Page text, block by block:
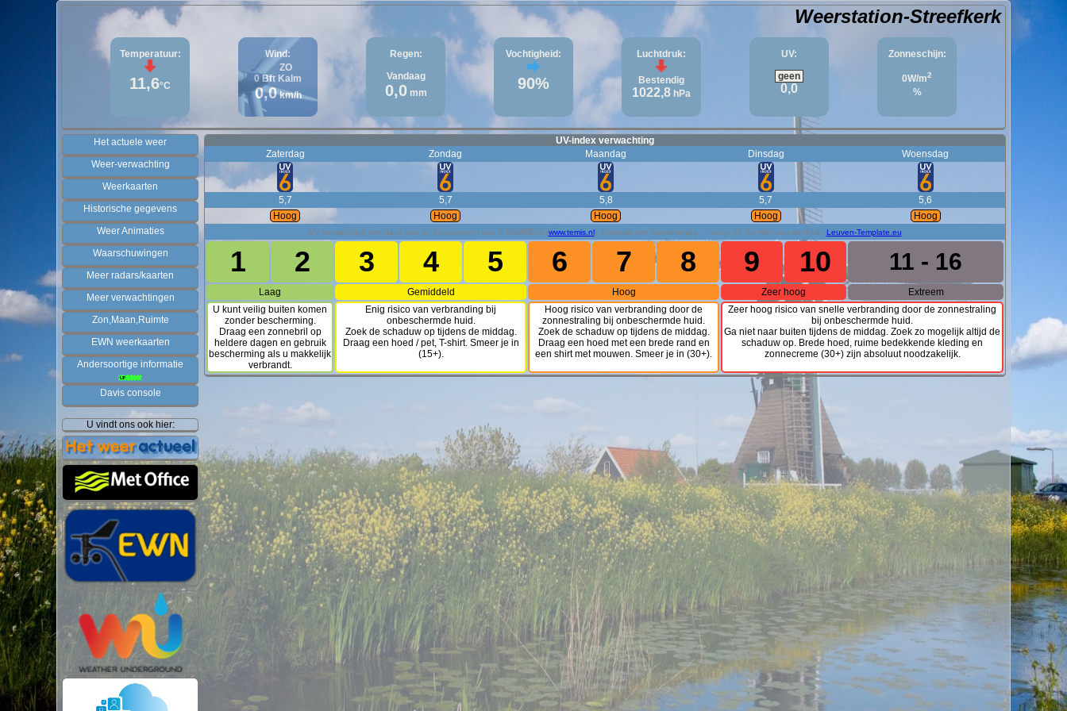
Weerstation-Streefkerk
Temperatuur:
11,6°C
Wind:
ZO
0 Bft Kalm
0,0km/h
Regen:
Vandaag
0,0mm
Vochtigheid:
90%
Luchtdruk:
Bestendig
1022,8 hPa
UV:
geen
0,0
Zonneschijn:
0W/m2
%
Het actuele weer
Weer-verwachting
Weerkaarten
Historische gegevens
Weer Animaties
Waarschuwingen
Meer radars/kaarten
Meer verwachtingen
Zon,Maan,Ruimte
EWN weerkaarten
Andersoortige informatie
Davis console
U vindt ons ook hier:
UV-index verwachting
Zaterdag
Zondag Maandag Dinsdag Woensdag
5,7 5,7 5,8 5,7
5,6
Hoog
Hoog Hoog Hoog Hoog
UV verwachting met dank aan en Auteursrecht van © KNMI/ESA (www.temis.nl). Gebruikt met toestemming. - script v3: by Wim van der Kuil - Leuven-Template.eu
1 2 3 4 5 6 7 8 9 10 11 - 16
Laag Gemiddeld Hoog Zeer hoog
Extreem
U kunt veilig buiten komen
zonder bescherming.
Draag een zonnebril op
heldere dagen en gebruik
bescherming als u makkelijk
verbrandt.
Enig risico van verbranding bij
onbeschermde huid.
Zoek de schaduw op tijdens de middag.
Draag een hoed / pet, T-shirt. Smeer je in
(15+).
Hoog risico van verbranding door de
zonnestraling bij onbeschermde huid.
Zoek de schaduw op tijdens de middag.
Draag een hoed met een brede rand en
een shirt met mouwen. Smeer je in (30+).
Zeer hoog risico van snelle verbranding door de zonnestraling
bij onbeschermde huid.
Ga niet naar buiten tijdens de middag. Zoek zo mogelijk altijd de
schaduw op. Brede hoed, ruime bedekkende kleding en
zonnecreme (30+) zijn absoluut noodzakelijk.